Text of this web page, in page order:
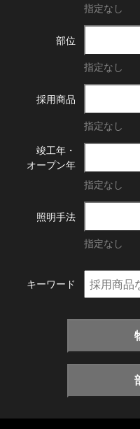
指定なし
部位
指定なし
採用商品
指定なし
竣工年・
オープン年
指定なし
照明手法
指定なし
キーワード